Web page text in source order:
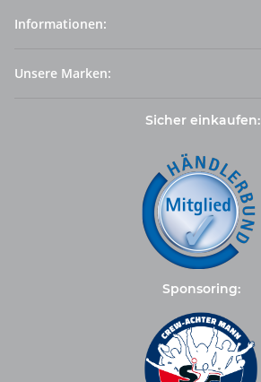
Informationen:
Unsere Marken:
Sicher einkaufen:
Sponsoring: